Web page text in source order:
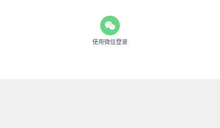
使用微信登录